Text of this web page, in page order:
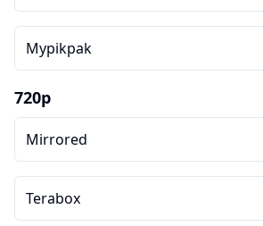
Mypikpak
720p
Mirrored
Terabox